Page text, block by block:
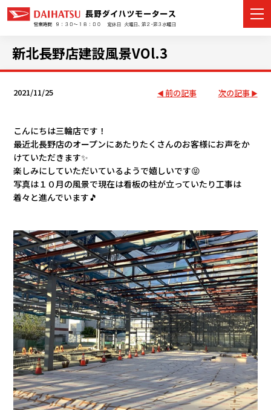
カーラインナップ
イベント・キャンペーン
アフターサポート
会社情報
カタ
リコ
お問
新北長野店建設風景VOl.3
2021/11/25 前の記事 次の記事
こんにちは三輪店です！
最近北長野店のオープンにあたりたくさんのお客様にお声をか
けていただきます✨
楽しみにしていただいているようで嬉しいです😝
写真は１０月の風景で現在は看板の柱が立っていたり工事は
着々と進んでいます🎵